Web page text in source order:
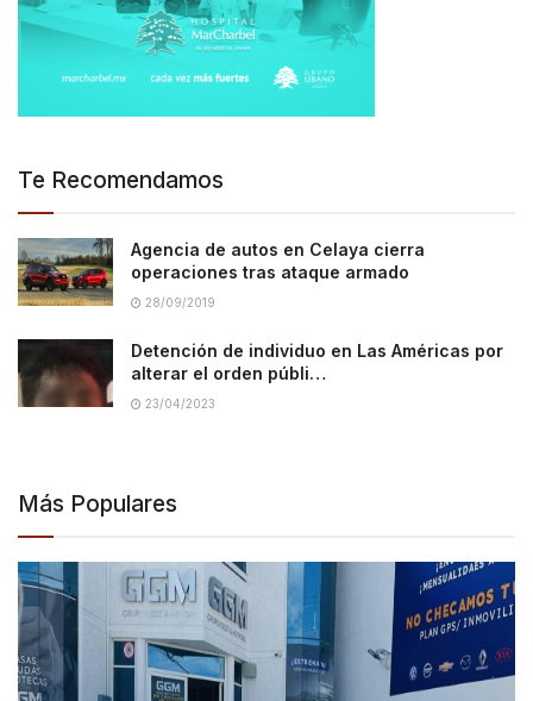
Te Recomendamos
Agencia de autos en Celaya cierra
operaciones tras ataque armado
28/09/2019
Detención de individuo en Las Américas por
alterar el orden públi…
23/04/2023
Más Populares